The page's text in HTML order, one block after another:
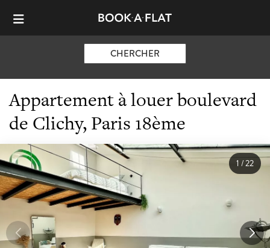
CHERCHER
Appartement à louer boulevard
de Clichy, Paris 18ème
1/22